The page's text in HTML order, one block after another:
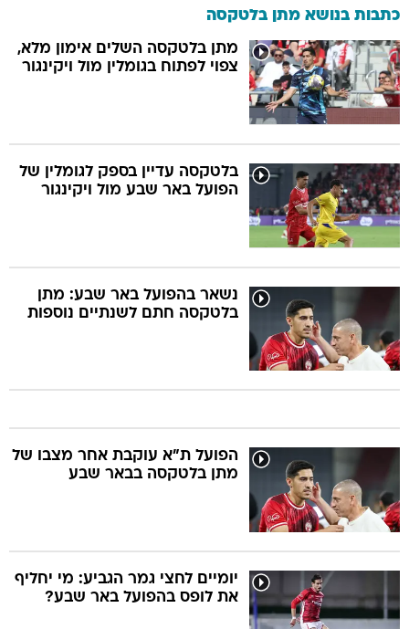
כתבות בנושא מתן בלטקסה
מתן בלטקסה השלים אימון מלא,
צפוי לפתוח בגומלין מול ויקינגור
בלטקסה עדיין בספק לגומלין של
הפועל באר שבע מול ויקינגור
נשאר בהפועל באר שבע: מתן
בלטקסה חתם לשנתיים נוספות
הפועל ת"א עוקבת אחר מצבו של
מתן בלטקסה בבאר שבע
יומיים לחצי גמר הגביע: מי יחליף
את לופס בהפועל באר שבע?